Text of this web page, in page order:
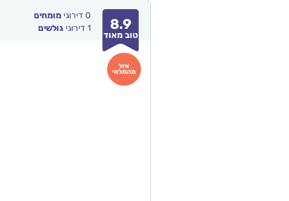
8.9
טוב מאוד
0 דירוגימומחים
1 דירוגיגולשים